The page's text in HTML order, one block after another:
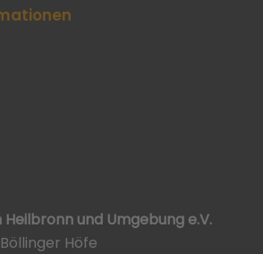
und Umgebung e.V.
Höfe